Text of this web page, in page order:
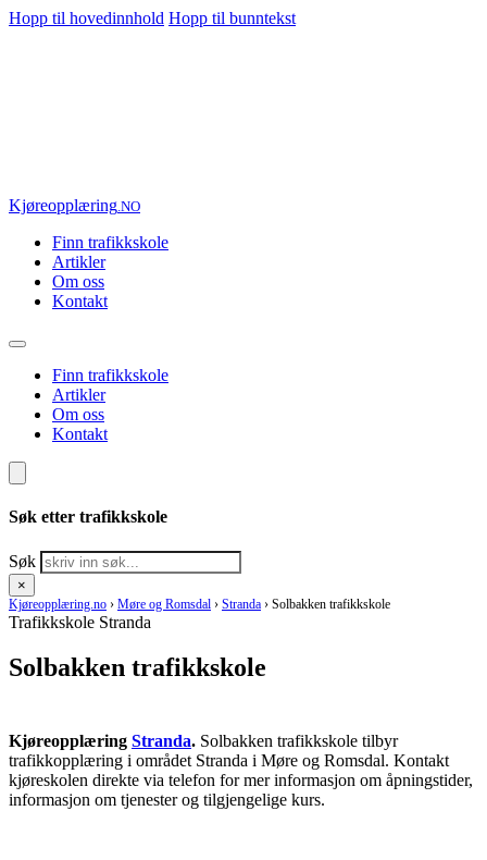
Hopp til hovedinnhold Hopp til bunntekst
Kjøreopplæring.NO
Finn trafikkskole
Artikler
Om oss
Kontakt
Finn trafikkskole
Artikler
Om oss
Kontakt
Søk etter trafikkskole
Søk
×
Kjøreopplæring.no › Møre og Romsdal › Stranda › Solbakken trafikkskole
Trafikkskole Stranda
Solbakken trafikkskole
Kjøreopplæring Stranda. Solbakken trafikkskole tilbyr
trafikkopplæring i området Stranda i Møre og Romsdal. Kontakt
kjøreskolen direkte via telefon for mer informasjon om åpningstider,
informasjon om tjenester og tilgjengelige kurs.